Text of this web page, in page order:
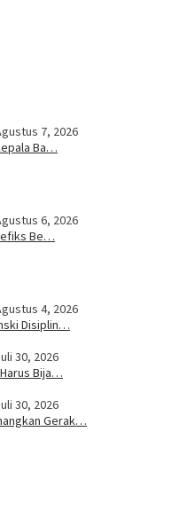
7, 2026
Ba…
6, 2026
Be…
4, 2026
Disiplin…
30, 2026
Bija…
30, 2026
Gerak…